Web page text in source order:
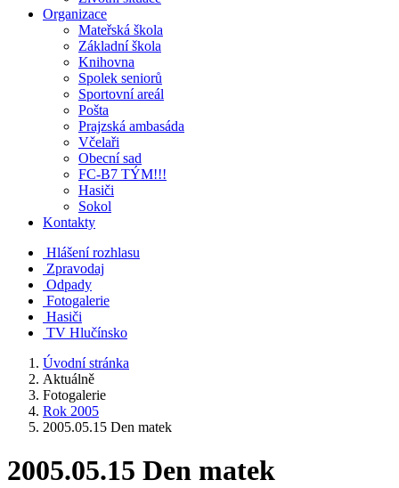
Organizace
Mateřská škola
Základní škola
Knihovna
Spolek seniorů
Sportovní areál
Pošta
Prajzská ambasáda
Včelaři
Obecní sad
FC-B7 TÝM!!!
Hasiči
Sokol
Kontakty
Hlášení rozhlasu
Zpravodaj
Odpady
Fotogalerie
Hasiči
TV Hlučínsko
Úvodní stránka
Aktuálně
Fotogalerie
Rok 2005
2005.05.15 Den matek
2005.05.15 Den matek